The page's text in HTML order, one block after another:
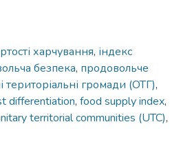
харчування, індекс
безпека, продовольче
територіальні громади (ОТГ),
differentiation, food supply index,
territorial communities (UTC),